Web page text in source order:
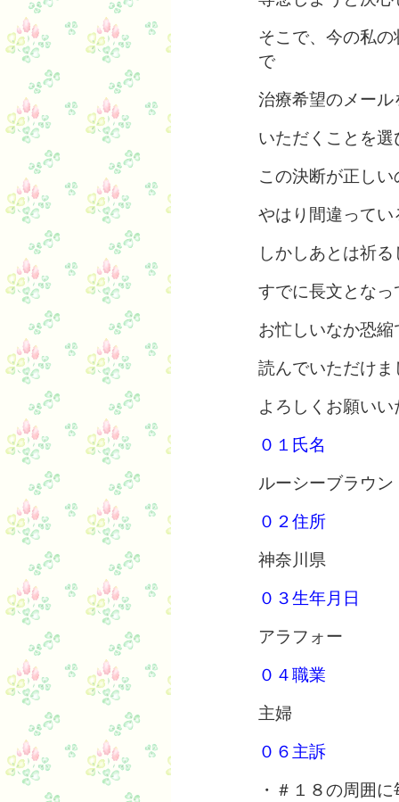
そこで、今の私
で
治療希望のメール
いただくことを選
この決断が正し
やはり間違って
しかしあとは祈
すでに長文とな
お忙しいなか恐
読んでいただけ
よろしくお願い
０１氏名
ルーシーブラウン
０２住所
神奈川県
０３生年月日
アラフォー
０４職業
主婦
０６主訴
・＃１８の周囲